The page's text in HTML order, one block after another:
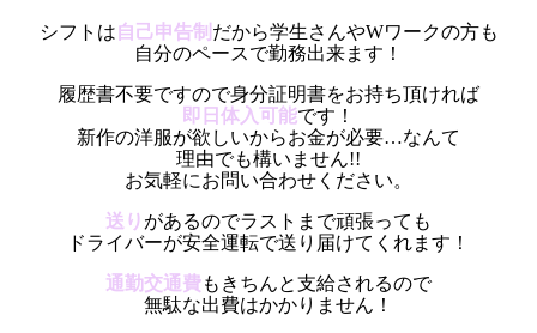
シフトは自己申告制 だから学生さんやWワークの方も
自分のペースで勤務出来ます！
履歴書不要ですので身分証明書をお持ち頂ければ
即日体入可能です！
新作の洋服が欲しいからお金が必要…なんて
理由でも構いません!!
お気軽にお問い合わせください。
送り があるのでラストまで頑張っても
ドライバーが安全運転で送り届けてくれます！
通勤交通費もきちんと支給されるので
無駄な出費はかかりません！